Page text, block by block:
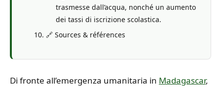
trasmesse dall’acqua, nonché un aumento
dei tassi di iscrizione scolastica.
🔗 Sources & références
Di fronte all’emergenza umanitaria in Madagascar,